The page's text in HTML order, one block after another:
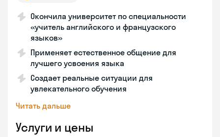
Окончила университет по специальности
«учитель английского и французского
языков»
Применяет естественное общение для
лучшего усвоения языка
Создает реальные ситуации для
увлекательного обучения
Читать дальше
Услуги и цены